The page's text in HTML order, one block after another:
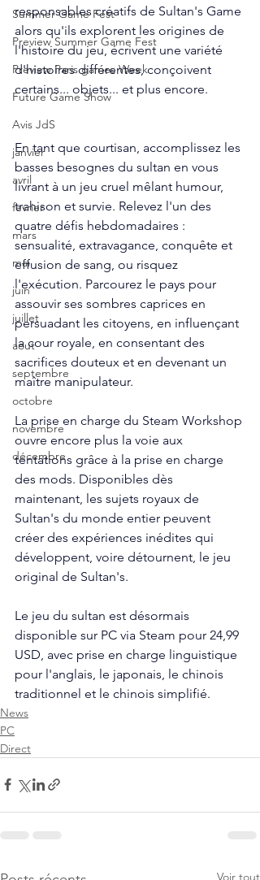
Summer Game Fest
Preview Summer Game Fest
Preview Paris games Week
Future Game Show
Avis JdS
janvier
avril
fevrier
mars
mai
juin
juillet
aout
septembre
octobre
novembre
décembre
responsables créatifs de Sultan's Game
alors qu'ils explorent les origines de
l'histoire du jeu, écrivent une variété
d'histoires différentes, conçoivent
certains... objets... et plus encore.
En tant que courtisan, accomplissez les
basses besognes du sultan en vous
livrant à un jeu cruel mêlant humour,
trahison et survie. Relevez l'un des
quatre défis hebdomadaires :
sensualité, extravagance, conquête et
effusion de sang, ou risquez
l'exécution. Parcourez le pays pour
assouvir ses sombres caprices en
persuadant les citoyens, en influençant
la cour royale, en consentant des
sacrifices douteux et en devenant un
maître manipulateur.
La prise en charge du Steam Workshop
ouvre encore plus la voie aux
tentations grâce à la prise en charge
des mods. Disponibles dès
maintenant, les sujets royaux de
Sultan's du monde entier peuvent
créer des expériences inédites qui
développent, voire détournent, le jeu
original de Sultan's.
Le jeu du sultan est désormais
disponible sur PC via Steam pour 24,99
USD, avec prise en charge linguistique
pour l'anglais, le japonais, le chinois
traditionnel et le chinois simplifié.
News
PC
Direct
Voir tout